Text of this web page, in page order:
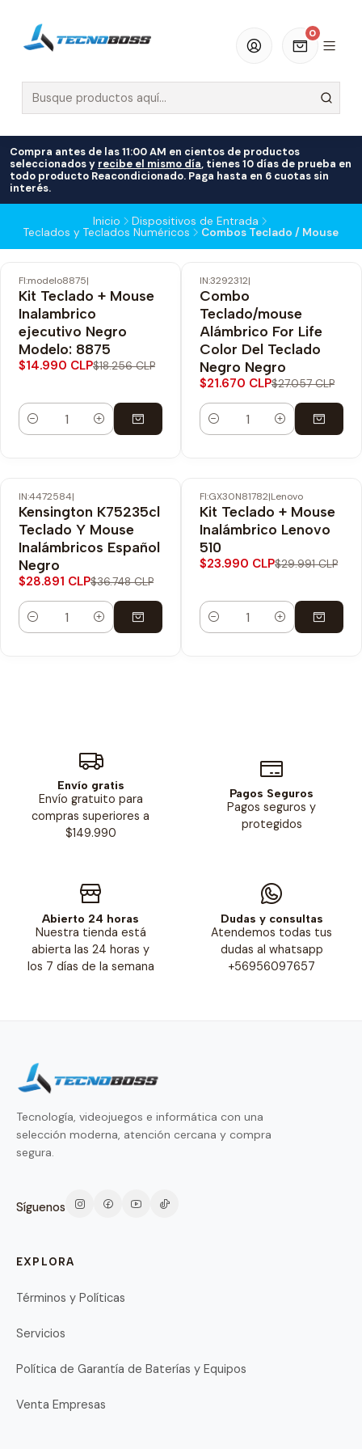
0
Compra antes de las 11:00 AM en cientos de productos
seleccionados y recibe el mismo día, tienes 10 días de prueba en
todo producto Reacondicionado. Paga hasta en 6 cuotas sin
interés.
Inicio
Dispositivos de Entrada
Teclados y Teclados Numéricos
Combos Teclado / Mouse
-18% OFF
FI:modelo8875|
Kit Teclado + Mouse
Inalambrico
ejecutivo Negro
Modelo: 8875
$14.990 CLP$18.256 CLP
Cantidad
-20% OFF
IN:3292312|
Combo
Teclado/mouse
Alámbrico For Life
Color Del Teclado
Negro Negro
$21.670 CLP$27.057 CLP
Cantidad
-21% OFF
IN:4472584|
Kensington K75235cl
Teclado Y Mouse
Inalámbricos Español
Negro
$28.891 CLP$36.748 CLP
Cantidad
-20% OFF
FI:GX30N81782|Lenovo
Kit Teclado + Mouse
Inalámbrico Lenovo
510
$23.990 CLP$29.991 CLP
Cantidad
Envío gratis
Envío gratuito para
compras superiores a
$149.990
Pagos Seguros
Pagos seguros y
protegidos
Abierto 24 horas
Nuestra tienda está
abierta las 24 horas y
los 7 días de la semana
Dudas y consultas
Atendemos todas tus
dudas al whatsapp
+56956097657
Tecnología, videojuegos e informática con una
selección moderna, atención cercana y compra
segura.
Síguenos
EXPLORA
Términos y Políticas
Servicios
Política de Garantía de Baterías y Equipos
Venta Empresas